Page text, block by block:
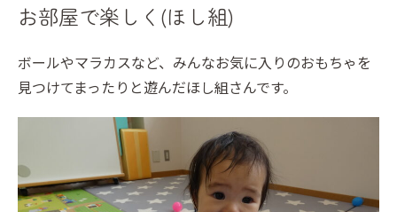
お部屋で楽しく(ほし組)
ボールやマラカスなど、みんなお気に入りのおもちゃを
見つけてまったりと遊んだほし組さんです。